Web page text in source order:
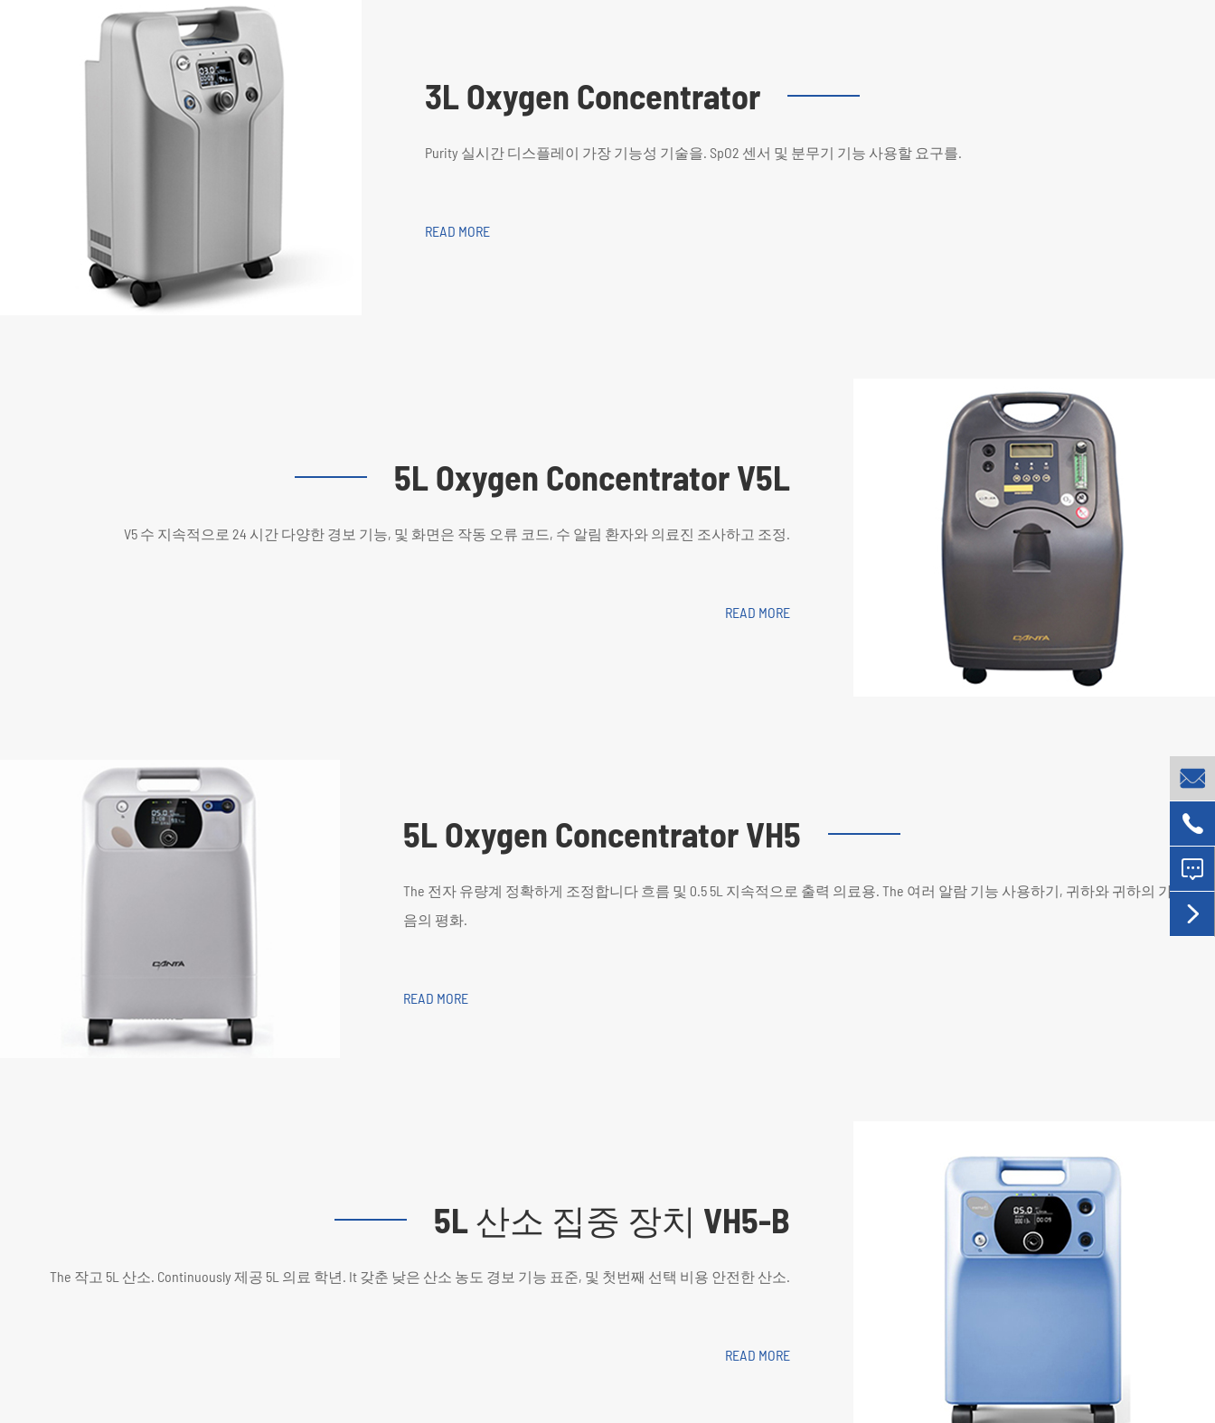
3L Oxygen Concentrator
Purity 실시간 디스플레이 가장 기능성 기술을. SpO2 센서 및 분무기 기능 사용할 요구를.
READ MORE
5L Oxygen Concentrator V5L
V5 수 지속적으로 24 시간 다양한 경보 기능, 및 화면은 작동 오류 코드, 수 알림 환자와 의료진 조사하고 조정.
READ MORE
5L Oxygen Concentrator VH5
The 전자 유량계 정확하게 조정합니다 흐름 및 0.5 5L 지속적으로 출력 의료용. The 여러 알람 기능 사용하기, 귀하와 귀하의 가족 마
음의 평화.
READ MORE
5L 산소 집중 장치 VH5-B
The 작고 5L 산소. Continuously 제공 5L 의료 학년. It 갖춘 낮은 산소 농도 경보 기능 표준, 및 첫번째 선택 비용 안전한 산소.
READ MORE



